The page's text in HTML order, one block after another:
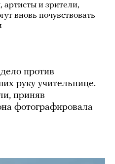
артисты и зрители,
вновь почувствовать
против
руку учительнице.
приняв
фотографировала